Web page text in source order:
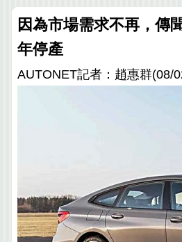
因為市場需求不再，傳
年停產
AUTONET記者：趙惠群(08/